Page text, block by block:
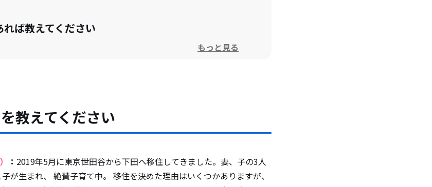
ば教えてください
もっと見る
教えてください
： 2019年5月に東京世田谷から下田へ移住してきました。妻、子の3人
が生まれ、 絶賛子育て中。 移住を決めた理由はいくつかありますが、